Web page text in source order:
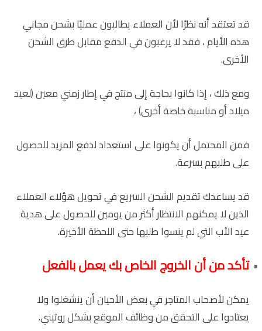
قد تعتقد أنه نظرًا لأن العملاء يطالبون عمليًا بشحن مجاني
هذه الأيام ، فقد لا يرغبون في الدفع مقابل طرق الشحن
الأخرى.
ومع ذلك ، إذا كانوا بحاجة إلى منتج في إطار زمني معين (لعيد
ميلاد أو مناسبة خاصة أخرى) ،
فمن المحتمل أن يكونوا على استعداد لدفع المزيد للحصول
على طلبهم بسرعة.
قد يساعدك تقديم الشحن السريع في تحويل هؤلاء العملاء
الذين لا يمكنهم الانتظار أكثر من يومين للحصول على هدية
عيد الأب التي لم ينسوا طلبها حتى اللحظة الأخيرة.
تأكد من أن الخروج الخاص بك يعمل بالفعل
يمكن لأصحاب المتاجر في بعض الأحيان أن ينشغلوا ولا
يعتادوا على التحقق من وظائف الموقع بشكل روتيني.